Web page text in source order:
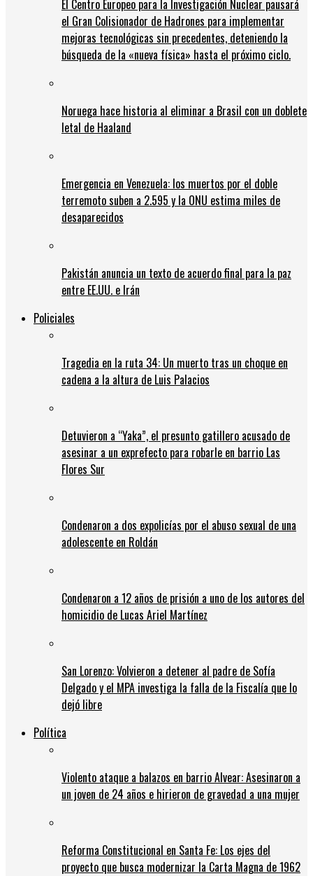
El Centro Europeo para la Investigación Nuclear pausará
el Gran Colisionador de Hadrones para implementar
mejoras tecnológicas sin precedentes, deteniendo la
búsqueda de la «nueva física» hasta el próximo ciclo.
Noruega hace historia al eliminar a Brasil con un doblete
letal de Haaland
Emergencia en Venezuela: los muertos por el doble
terremoto suben a 2.595 y la ONU estima miles de
desaparecidos
Pakistán anuncia un texto de acuerdo final para la paz
entre EE.UU. e Irán
Policiales
Tragedia en la ruta 34: Un muerto tras un choque en
cadena a la altura de Luis Palacios
Detuvieron a “Yaka”, el presunto gatillero acusado de
asesinar a un exprefecto para robarle en barrio Las
Flores Sur
Condenaron a dos expolicías por el abuso sexual de una
adolescente en Roldán
Condenaron a 12 años de prisión a uno de los autores del
homicidio de Lucas Ariel Martínez
San Lorenzo: Volvieron a detener al padre de Sofía
Delgado y el MPA investiga la falla de la Fiscalía que lo
dejó libre
Política
Violento ataque a balazos en barrio Alvear: Asesinaron a
un joven de 24 años e hirieron de gravedad a una mujer
Reforma Constitucional en Santa Fe: Los ejes del
proyecto que busca modernizar la Carta Magna de 1962